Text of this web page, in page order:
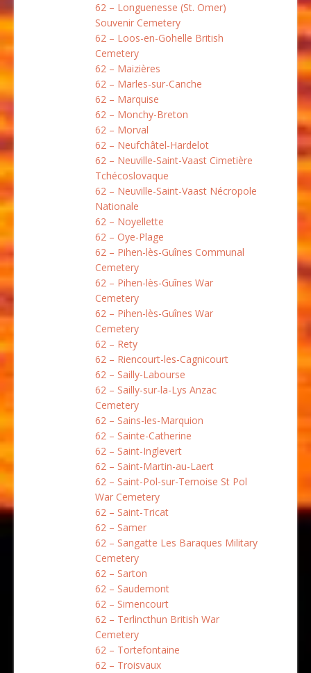
62 – Longuenesse (St. Omer)
Souvenir Cemetery
62 – Loos-en-Gohelle British
Cemetery
62 – Maizières
62 – Marles-sur-Canche
62 – Marquise
62 – Monchy-Breton
62 – Morval
62 – Neufchâtel-Hardelot
62 – Neuville-Saint-Vaast Cimetière
Tchécoslovaque
62 – Neuville-Saint-Vaast Nécropole
Nationale
62 – Noyellette
62 – Oye-Plage
62 – Pihen-lès-Guînes Communal
Cemetery
62 – Pihen-lès-Guînes War
Cemetery
62 – Pihen-lès-Guînes War
Cemetery
62 – Rety
62 – Riencourt-les-Cagnicourt
62 – Sailly-Labourse
62 – Sailly-sur-la-Lys Anzac
Cemetery
62 – Sains-les-Marquion
62 – Sainte-Catherine
62 – Saint-Inglevert
62 – Saint-Martin-au-Laert
62 – Saint-Pol-sur-Ternoise St Pol
War Cemetery
62 – Saint-Tricat
62 – Samer
62 – Sangatte Les Baraques Military
Cemetery
62 – Sarton
62 – Saudemont
62 – Simencourt
62 – Terlincthun British War
Cemetery
62 – Tortefontaine
62 – Troisvaux